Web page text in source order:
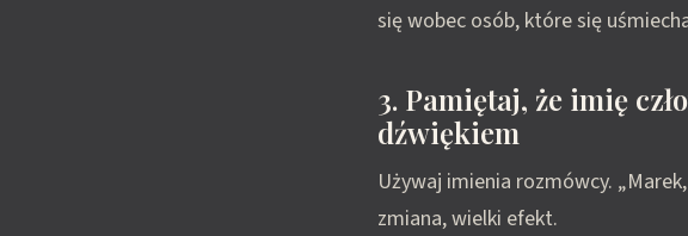
się wobec osób, które się
3. Pamiętaj, że imię
dźwiękiem
Używaj imienia rozmówcy.
zmiana, wielki efekt.